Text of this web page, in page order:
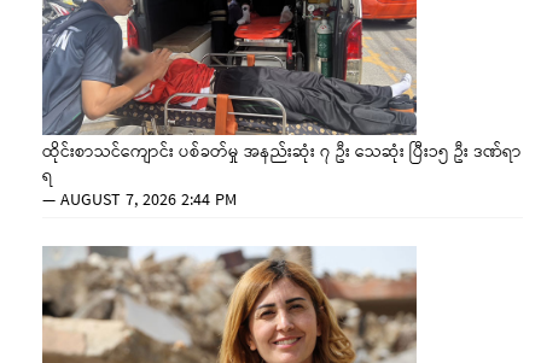
ထိုင်းစာသင်ကျောင်း ပစ်ခတ်မှု အနည်းဆုံး ၇ ဦး သေဆုံး ပြီး၁၅ ဦး ဒဏ်ရာ
ရ
—AUGUST 7, 2026 2:44 PM